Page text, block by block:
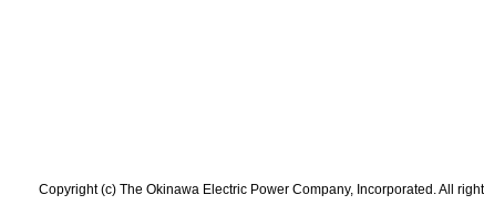
Copyright (c) The Okinawa Electric Power Company, Incorporated. All